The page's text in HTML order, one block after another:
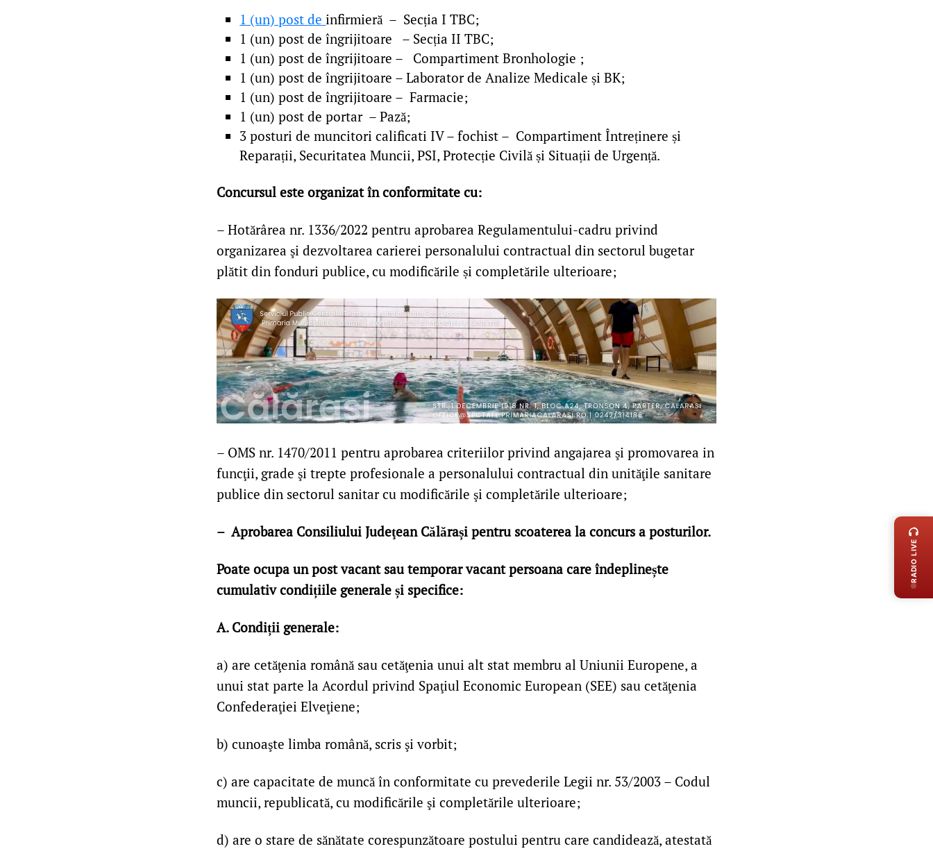
1 (un) post deinfirmieră – Secția I TBC;
1 (un) post de îngrijitoare – Secția II TBC;
1 (un) post de îngrijitoare – Compartiment Bronhologie ;
1 (un) post de îngrijitoare – Laborator de Analize Medicale și BK;
1 (un) post de îngrijitoare – Farmacie;
1 (un) post de portar – Pază;
3 posturi de muncitori calificati IV – fochist – Compartiment Întreținere și
Reparații, Securitatea Muncii, PSI, Protecție Civilă și Situații de Urgență.
Concursul este organizat în conformitate cu:
– Hotărârea nr. 1336/2022 pentru aprobarea Regulamentului-cadru privind
organizarea şi dezvoltarea carierei personalului contractual din sectorul bugetar
plătit din fonduri publice, cu modificările și completările ulterioare;
– OMS nr. 1470/2011 pentru aprobarea criteriilor privind angajarea şi promovarea in
funcţii, grade şi trepte profesionale a personalului contractual din unităţile sanitare
publice din sectorul sanitar cu modificările şi completările ulterioare;
– Aprobarea Consiliului Judeţean Călărași pentru scoaterea la concurs a posturilor.
Poate ocupa un post vacant sau temporar vacant persoana care îndeplinește
cumulativ condițiile generale și specifice:
A. Condiții generale:
a) are cetăţenia română sau cetăţenia unui alt stat membru al Uniunii Europene, a
unui stat parte la Acordul privind Spaţiul Economic European (SEE) sau cetăţenia
Confederaţiei Elveţiene;
b) cunoaşte limba română, scris şi vorbit;
c) are capacitate de muncă în conformitate cu prevederile Legii nr. 53/2003 – Codul
muncii, republicată, cu modificările şi completările ulterioare;
d) are o stare de sănătate corespunzătoare postului pentru care candidează, atestată
RADIO LIVE